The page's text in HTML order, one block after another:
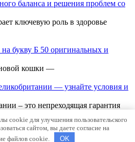
баланса и решения проблем со
ключевую роль в здоровье
букву Б 50 оригинальных и
кошки —
— узнайте условия и
– это непреходящая гарантия
права защищены, при
обратная ссылка.
cookie для улучшения пользовательского
сайтом, вы даете согласие на
файлов cookie.
OK